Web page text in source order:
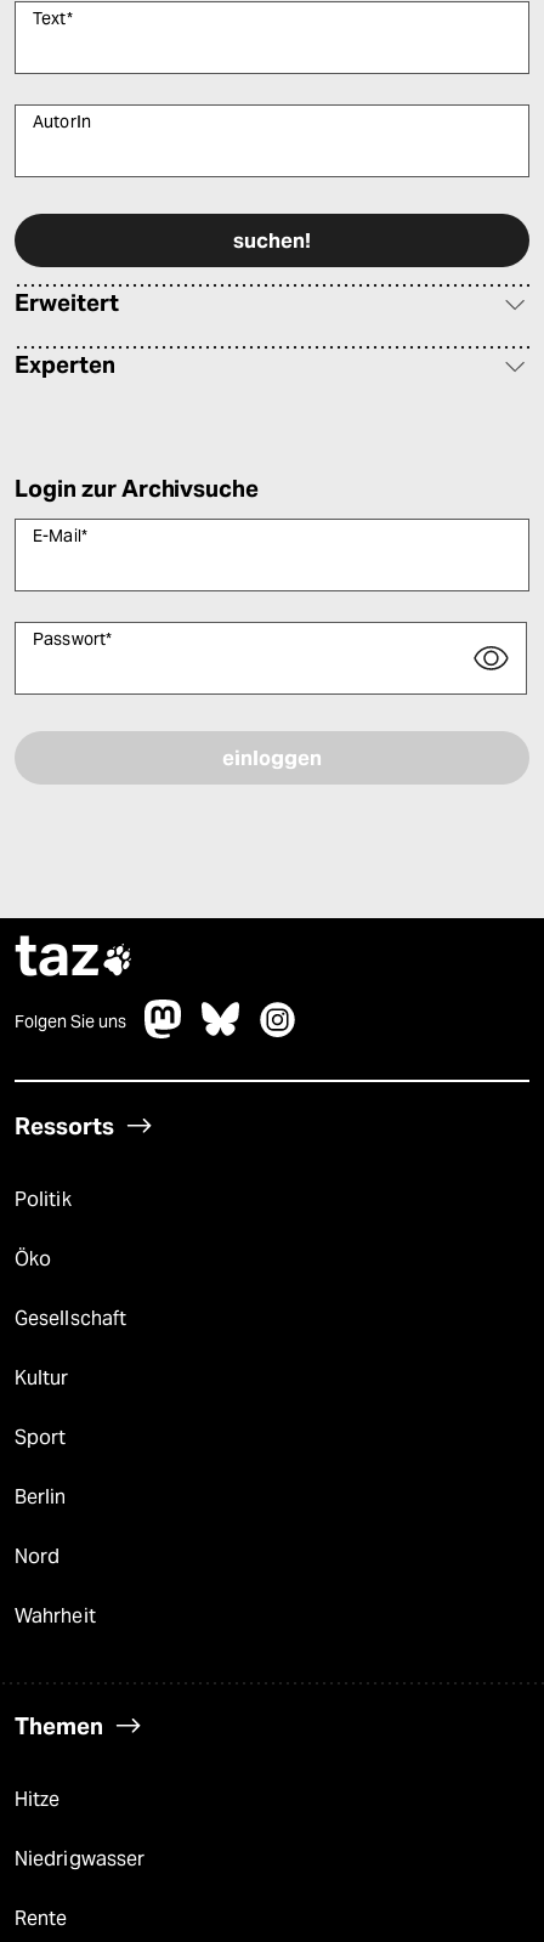
Text*
AutorIn
Erweitert
Experten
Login zur Archivsuche
E-Mail*
Passwort*
taz
Folgen Sie uns
Ressorts
Politik
Öko
Gesellschaft
Kultur
Sport
Berlin
Nord
Wahrheit
Themen
Hitze
Niedrigwasser
Rente